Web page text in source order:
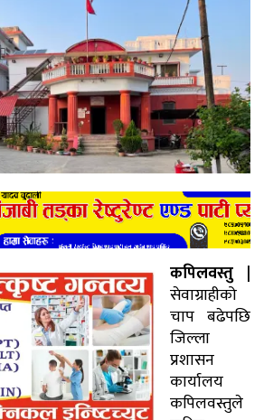
कपिलवस्तु |
सेवाग्राहीको
चाप बढेपछि
जिल्ला
प्रशासन
कार्यालय
कपिलवस्तुले